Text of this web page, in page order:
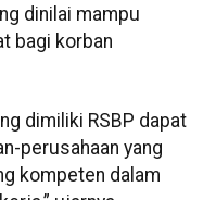
dinilai mampu
bagi korban
dimiliki RSBP dapat
perusahaan yang
kompeten dalam